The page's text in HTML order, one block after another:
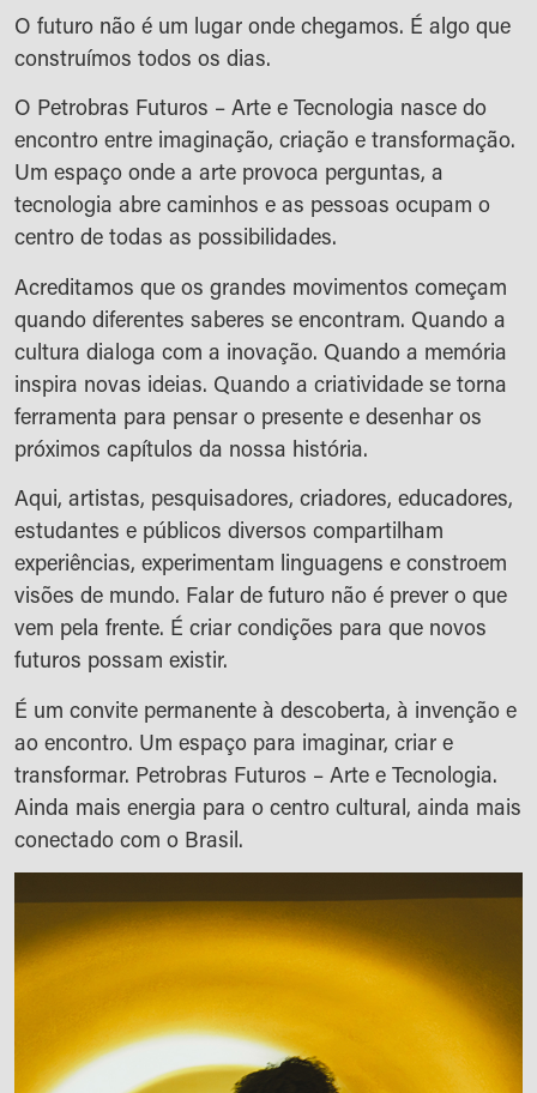
O futuro não é um lugar onde chegamos. É algo que
construímos todos os dias.
O Petrobras Futuros – Arte e Tecnologia nasce do
encontro entre imaginação, criação e transformação.
Um espaço onde a arte provoca perguntas, a
tecnologia abre caminhos e as pessoas ocupam o
centro de todas as possibilidades.
Acreditamos que os grandes movimentos começam
quando diferentes saberes se encontram. Quando a
cultura dialoga com a inovação. Quando a memória
inspira novas ideias. Quando a criatividade se torna
ferramenta para pensar o presente e desenhar os
próximos capítulos da nossa história.
Aqui, artistas, pesquisadores, criadores, educadores,
estudantes e públicos diversos compartilham
experiências, experimentam linguagens e constroem
visões de mundo. Falar de futuro não é prever o que
vem pela frente. É criar condições para que novos
futuros possam existir.
É um convite permanente à descoberta, à invenção e
ao encontro. Um espaço para imaginar, criar e
transformar. Petrobras Futuros – Arte e Tecnologia.
Ainda mais energia para o centro cultural, ainda mais
conectado com o Brasil.